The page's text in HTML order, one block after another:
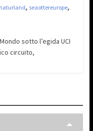
naturland, seaottereurope,
sotto l’egida UCI
circuito,